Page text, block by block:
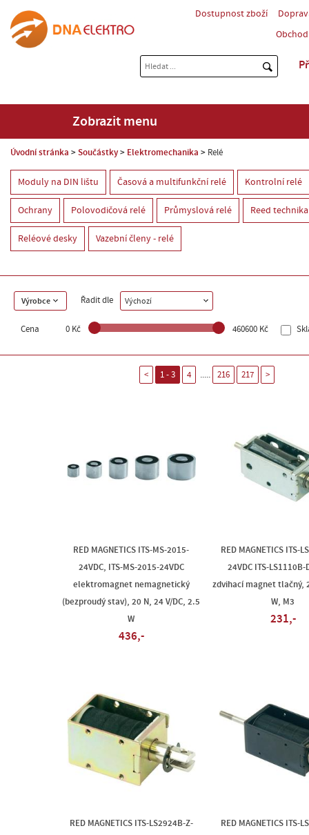
Dostupnost zboží
Zobrazit menu
Úvodní stránka Součástky Elektromechanika Relé
Moduly na DIN lištu Časová a multifunkční relé Kontrolní relé
Ochrany Polovodičová relé Průmyslová relé Reed technika
Reléové desky Vazební členy - relé
Výrobce Řadit dle Výchozí
Cena 0 Kč 460600 Kč
< 1 - 3 4 ..... 216 217 >
RED MAGNETICS ITS-MS-2015-
24VDC, ITS-MS-2015-24VDC
elektromagnet nemagnetický
(bezproudý stav), 20 N, 24 V/DC, 2.5
W
436,-
RED MAGNETICS ITS-
24VDC ITS-LS1110B-
zdvihací magnet tlačný,
W, M3
231,-
RED MAGNETICS ITS-LS2924B-Z-
RED MAGNETICS ITS-